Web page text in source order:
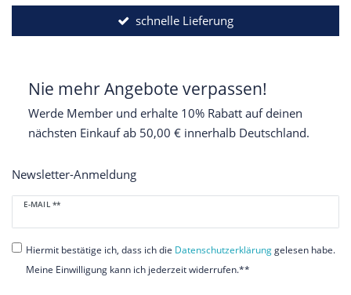
schnelle Lieferung
Nie mehr Angebote verpassen!
Werde Member und erhalte 10% Rabatt auf deinen
nächsten Einkauf ab 50,00 € innerhalb Deutschland.
Newsletter-Anmeldung
E-MAIL **
Newsletter
Honig
Hiermit bestätige ich, dass ich die Daten­schutz­erklärunggelesen habe.
Meine Einwilligung kann ich jederzeit widerrufen.**